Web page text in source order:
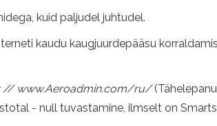
kuid paljudel juhtudel.
kaudu kaugjuurdepääsu
// www.Aeroadmin.com/ru/
- null tuvastamine, ilmselt on